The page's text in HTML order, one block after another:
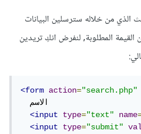
الذي من خلاله سترسلين البيانات
المطلوبة, لنفرض انكِ تريدين
<form action="search.php"
  الاسم
<input
type="text" name
<input
type="submit"